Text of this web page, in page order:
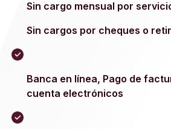
Sin cargo mensual por
Sin cargos por cheques o
Banca en línea, Pago de
cuenta electrónicos